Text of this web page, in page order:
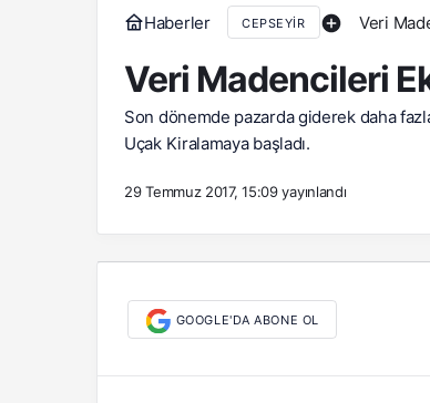
Haberler CEPSEYIR Veri
Veri Madencileri
Son dönemde pazarda giderek daha
Uçak Kiralamaya başladı.
29 Temmuz 2017, 15:09yayınlandı
GOOGLE'DA ABONE OL